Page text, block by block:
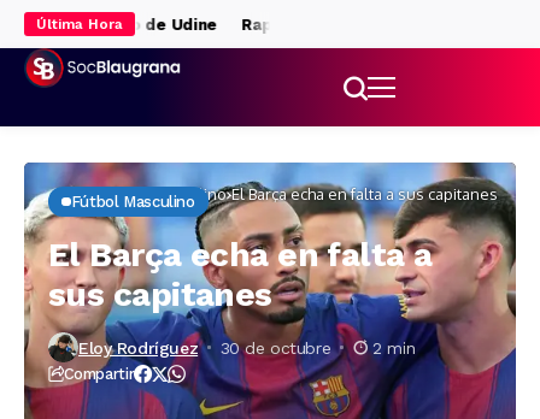
Última Hora
el Trofeo de Udine Raphinha decide en Udine y el Barça se
Inicio Fútbol masculino El Barça echa en falta a sus capitanes
Fútbol Masculino
El Barça echa en falta a
sus capitanes
Eloy Rodríguez 30 de octubre 2 min
Compartir